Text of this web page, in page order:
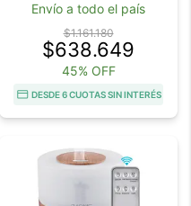
Envío a todo el país
$1.161.180
$638.649
45% OFF
DESDE 6 CUOTAS SIN INTERÉS